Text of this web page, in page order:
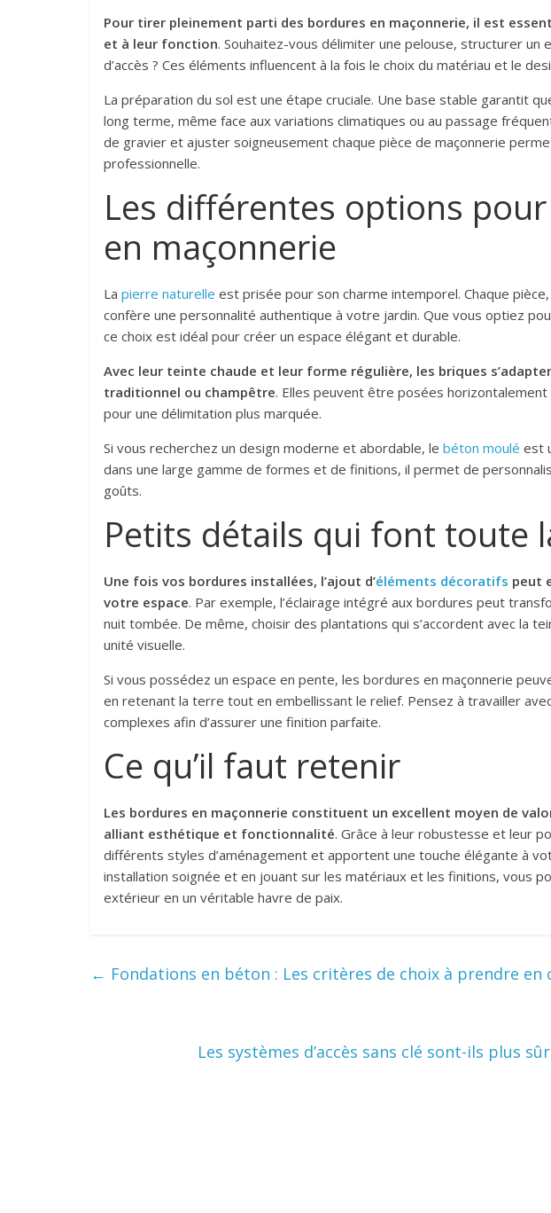
Pour tirer pleinement parti des bordures en maçonnerie, il est
et à leur fonction. Souhaitez-vous délimiter une pelouse, structurer un
d’accès ? Ces éléments influencent à la fois le choix du matériau et le
La préparation du sol est une étape cruciale. Une base stable garantit
long terme, même face aux variations climatiques ou au passage
de gravier et ajuster soigneusement chaque pièce de maçonnerie
professionnelle.
Les différentes options
en maçonnerie
La pierre naturelle est prisée pour son charme intemporel. Chaque
confère une personnalité authentique à votre jardin. Que vous optiez
ce choix est idéal pour créer un espace élégant et durable.
Avec leur teinte chaude et leur forme régulière, les briques
traditionnel ou champêtre. Elles peuvent être posées
pour une délimitation plus marquée.
Si vous recherchez un design moderne et abordable, le béton moulé est
dans une large gamme de formes et de finitions, il permet de
goûts.
Petits détails qui font toute
Une fois vos bordures installées, l’ajout d’éléments décoratifs peut
votre espace. Par exemple, l’éclairage intégré aux bordures peut
nuit tombée. De même, choisir des plantations qui s’accordent avec la
unité visuelle.
Si vous possédez un espace en pente, les bordures en maçonnerie
en retenant la terre tout en embellissant le relief. Pensez à travailler
complexes afin d’assurer une finition parfaite.
Ce qu’il faut retenir
Les bordures en maçonnerie constituent un excellent moyen de
alliant esthétique et fonctionnalité. Grâce à leur robustesse et leur
différents styles d’aménagement et apportent une touche élégante à
installation soignée et en jouant sur les matériaux et les finitions, vous
extérieur en un véritable havre de paix.
← Fondations en béton : Les critères de choix à prendre en
Les systèmes d’accès sans clé sont-ils plus